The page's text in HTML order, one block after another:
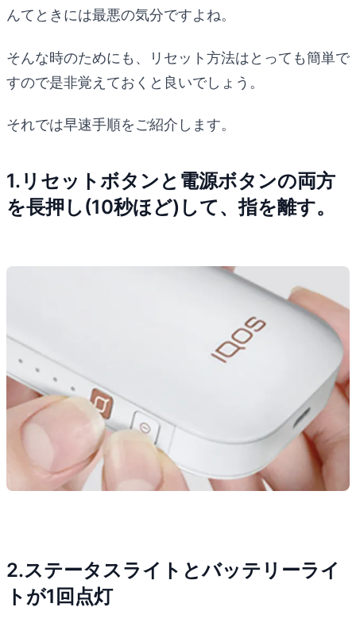
んてときには最悪の気分ですよね。
そんな時のためにも、リセット方法はとっても簡単で
すので是非覚えておくと良いでしょう。
それでは早速手順をご紹介します。
1.リセットボタンと電源ボタンの両方
を長押し(10秒ほど)して、指を離す。
2.ステータスライトとバッテリーライ
トが1回点灯